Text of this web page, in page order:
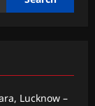
Lucknow –